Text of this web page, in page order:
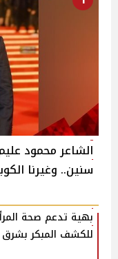
الشاعر محمود
سنين.. وغيرنا
بهية تدعم صحة
للكشف المبكر بشرق